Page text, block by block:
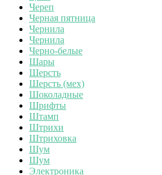
Череп
Черная пятница
Чернила
Чернила
Черно-белые
Шары
Шерсть
Шерсть (мех)
Шоколадные
Шрифты
Штамп
Штрихи
Штриховка
Шум
Шум
Электроника